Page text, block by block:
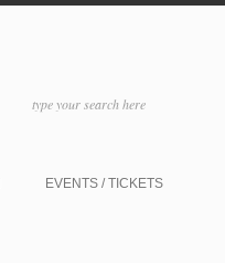
EVENTS / TICKETS